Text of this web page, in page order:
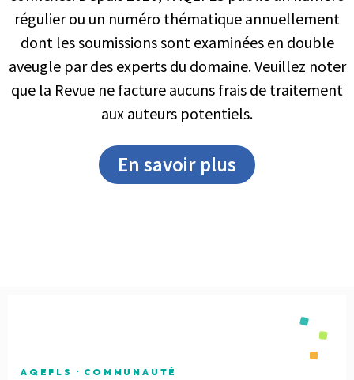
régulier ou un numéro thématique annuellement
dont les soumissions sont examinées en double
aveugle par des experts du domaine. Veuillez noter
que la Revue ne facture aucuns frais de traitement
aux auteurs potentiels.
En savoir plus
AQEFLS · COMMUNAUTÉ